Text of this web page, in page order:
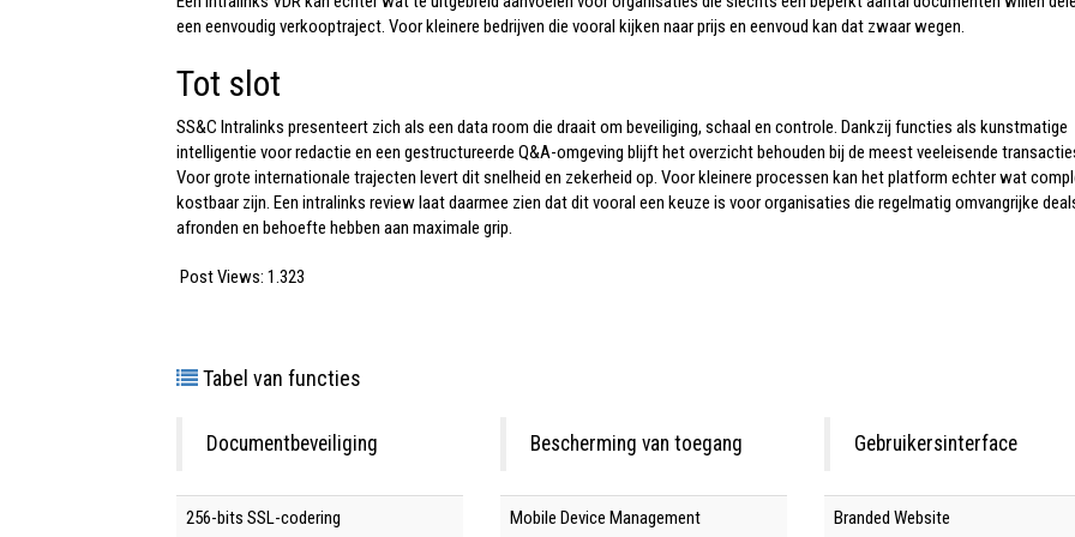
een eenvoudig verkooptraject. Voor kleinere bedrijven die vooral kijken naar prijs en eenvoud kan dat zwaar wegen.
Tot slot
SS&C Intralinks presenteert zich als een data room die draait om beveiliging, schaal en controle. Dankzij functies als kunstmatige
intelligentie voor redactie en een gestructureerde Q&A-omgeving blijft het overzicht behouden bij de meest veeleisende
Voor grote internationale trajecten levert dit snelheid en zekerheid op. Voor kleinere processen kan het platform echter wat
kostbaar zijn. Een intralinks review laat daarmee zien dat dit vooral een keuze is voor organisaties die regelmatig omvangrijke
afronden en behoefte hebben aan maximale grip.
Post Views: 1.323
Tabel van functies
Documentbeveiliging
256-bits SSL-codering
Bescherming van toegang
Mobile Device Management
Gebruikersinterface
Branded Website